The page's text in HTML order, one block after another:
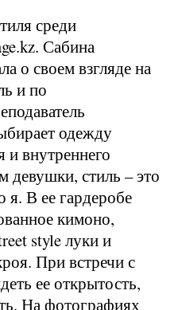
среди
Сабина
о своем взгляде на
и по
одежду
и внутреннего
девушки, стиль – это
я. В ее гардеробе
кимоно,
style луки и
При встречи с
ее открытость,
На фотографиях